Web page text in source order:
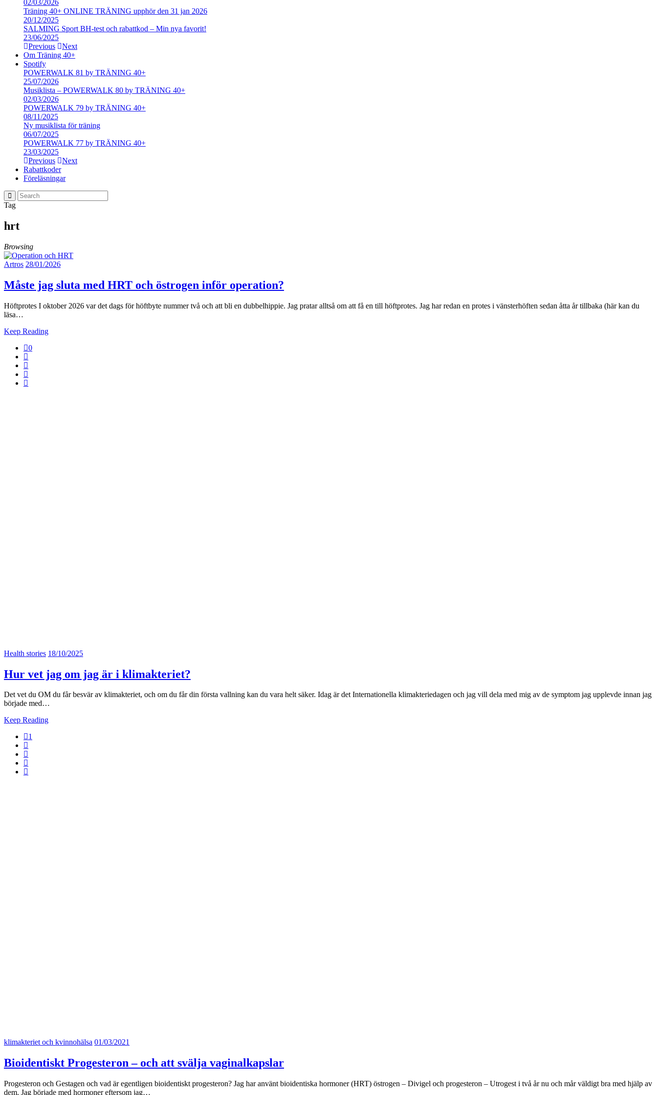
02/03/2026
Träning 40+ ONLINE TRÄNING upphör den 31 jan 2026
20/12/2025
SALMING Sport BH-test och rabattkod – Min nya favorit!
23/06/2025
Previous
Next
Om Träning 40+
Spotify
POWERWALK 81 by TRÄNING 40+
25/07/2026
Musiklista – POWERWALK 80 by TRÄNING 40+
02/03/2026
POWERWALK 79 by TRÄNING 40+
08/11/2025
Ny musiklista för träning
06/07/2025
POWERWALK 77 by TRÄNING 40+
23/03/2025
Previous
Next
Rabattkoder
Föreläsningar
Tag
hrt
Browsing
Artros 28/01/2026
Måste jag sluta med HRT och östrogen inför operation?
Höftprotes I oktober 2026 var det dags för höftbyte nummer två och att bli en dubbelhippie. Jag pratar alltså om att få en till höftprotes. Jag har redan en protes i vänsterhöften sedan åtta år tillbaka (här kan du
läsa…
Keep Reading
0
Health stories 18/10/2025
Hur vet jag om jag är i klimakteriet?
Det vet du OM du får besvär av klimakteriet, och om du får din första vallning kan du vara helt säker. Idag är det Internationella klimakteriedagen och jag vill dela med mig av de symptom jag upplevde innan jag
började med…
Keep Reading
1
klimakteriet och kvinnohälsa 01/03/2021
Bioidentiskt Progesteron – och att svälja vaginalkapslar
Progesteron och Gestagen och vad är egentligen bioidentiskt progesteron? Jag har använt bioidentiska hormoner (HRT) östrogen – Divigel och progesteron – Utrogest i två år nu och mår väldigt bra med hjälp av
dem. Jag började med hormoner eftersom jag…